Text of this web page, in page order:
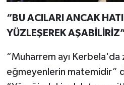
“BU ACILARI ANCAK
YÜZLEŞEREK
“Muharrem ayı Kerbela'da
eğmeyenlerin matemidir”